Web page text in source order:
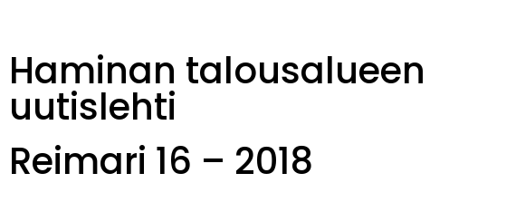
Haminan talousalueen
uutislehti
Reimari 16 – 2018